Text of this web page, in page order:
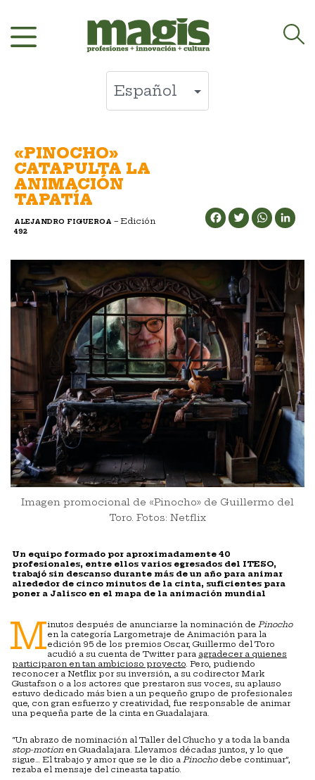
al
«PINOCHO»
CATAPULTA LA
ANIMACIÓN
TAPATÍA
ALEJANDRO FIGUEROA – Edición
492
Facebook Twitter WhatsApp
Imagen promocional de «Pinocho» de Guillermo del
Toro. Fotos: Netflix
Un equipo formado por aproximadamente 40
profesionales, entre ellos varios egresados del ITESO,
trabajó sin descanso durante más de un año para animar
alrededor de cinco minutos de la cinta, suficientes para
poner a Jalisco en el mapa de la animación mundial
Minutos después de anunciarse la nominación de Pinocho
en la categoría Largometraje de Animación para la
edición 95 de los premios Oscar, Guillermo del Toro
acudió a su cuenta de Twitter para agradecer a quienes
participaron en tan ambicioso proyecto . Pero, pudiendo
reconocer a Netflix por su inversión, a su codirector Mark
Gustafson o a los actores que prestaron sus voces, su aplauso
estuvo dedicado más bien a un pequeño grupo de profesionales
que, con gran esfuerzo y creatividad, fue responsable de animar
una pequeña parte de la cinta en Guadalajara.
“Un abrazo de nominación al Taller del Chucho y a toda la banda
stop-motion en Guadalajara. Llevamos décadas juntos, y lo que
sigue… El trabajo y amor que se le dio a Pinochodebe continuar”,
rezaba el mensaje del cineasta tapatío.